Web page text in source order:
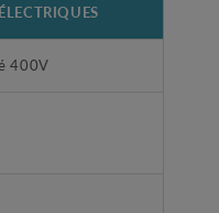
400V